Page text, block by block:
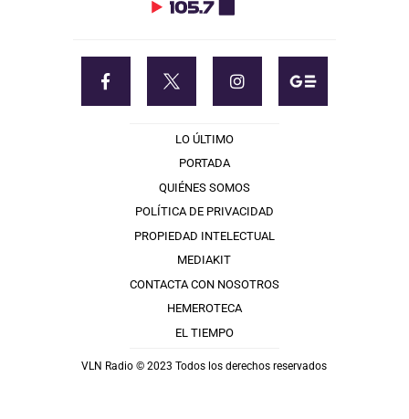
LO ÚLTIMO
PORTADA
QUIÉNES SOMOS
POLÍTICA DE PRIVACIDAD
PROPIEDAD INTELECTUAL
MEDIAKIT
CONTACTA CON NOSOTROS
HEMEROTECA
EL TIEMPO
VLN Radio © 2023 Todos los derechos reservados